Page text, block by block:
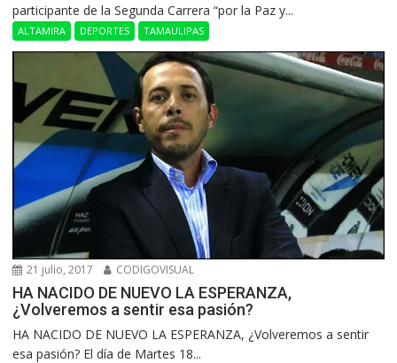
participante de la Segunda Carrera “por la Paz y...
ALTAMIRA DEPORTES TAMAULIPAS
21 julio, 2017 CODIGOVISUAL
HA NACIDO DE NUEVO LA ESPERANZA,
¿Volveremos a sentir esa pasión?
HA NACIDO DE NUEVO LA ESPERANZA, ¿Volveremos a sentir
esa pasión? El día de Martes 18...